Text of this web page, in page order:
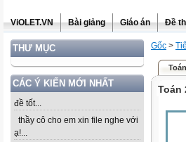
ViOLET.VN Bài giảng Giáo án Đề
THƯ MỤC
CÁC Ý KIẾN MỚI NHẤT
đề tốt...
thầy cô cho em xin file nghe với
ạ!...
Gốc >
Toán